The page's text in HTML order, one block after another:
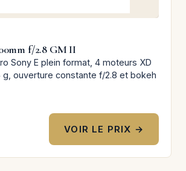
f/2.8 GM II
Sony E plein format, 4 moteurs XD
g, ouverture constante f/2.8 et bokeh
VOIR LE PRIX →